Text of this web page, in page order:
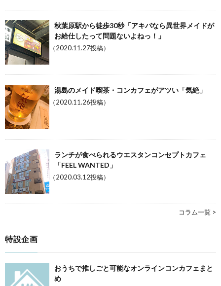
秋葉原駅から徒歩30秒「アキバなら異世界メイドが
お給仕したって問題ないよねっ！」
（2020.11.27投稿）
湯島のメイド喫茶・コンカフェがアツい「気絶」
（2020.11.26投稿）
ランチが食べられるウエスタンコンセプトカフェ
「FEEL WANTED」
（2020.03.12投稿）
コラム一覧 >
特設企画
おうちで推しごと可能なオンラインコンカフェまと
め